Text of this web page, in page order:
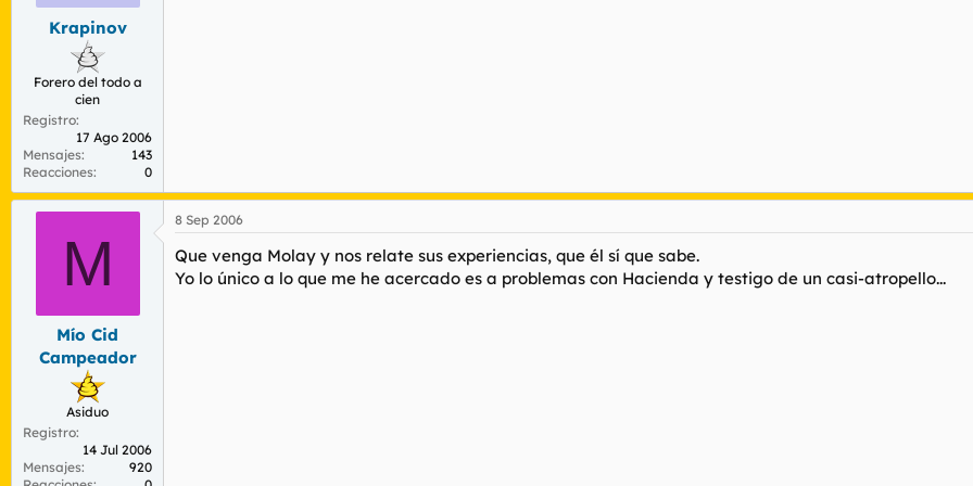
Krapinov
Forero del todo a
cien
Registro
17 Ago 2006
Mensajes
143
Reacciones
0
M
Mío Cid
Campeador
Asiduo
Registro
14 Jul 2006
Mensajes
920
8 Sep 2006
Que venga Molay y nos relate sus experiencias, que él sí que sabe.
Yo lo único a lo que me he acercado es a problemas con Hacienda y testigo de un casi-atropello...